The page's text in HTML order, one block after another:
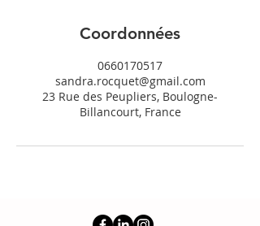
Coordonnées
0660170517
sandra.rocquet@gmail.com
23 Rue des Peupliers, Boulogne-
Billancourt, France